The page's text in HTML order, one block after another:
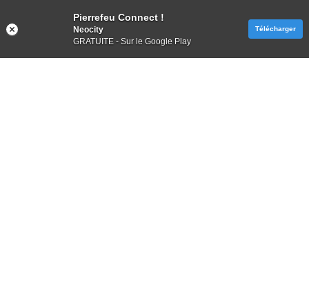
Pierrefeu Connect !
Neocity
GRATUITE - Sur le Google Play
Télécharger